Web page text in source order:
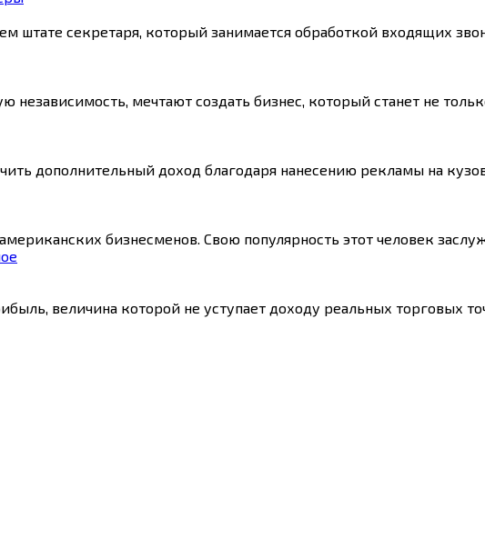
штате секретаря, который занимается обработкой входящих
мечтают создать бизнес, который станет не
дополнительный доход благодаря нанесению рекламы на
бизнесменов. Свою популярность этот человек
величина которой не уступает доходу реальных торговых